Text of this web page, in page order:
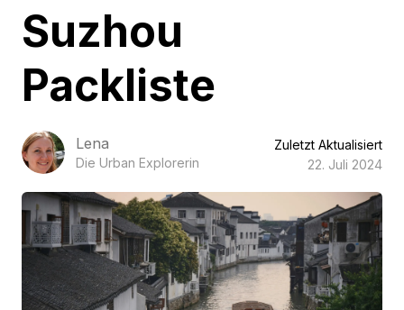
Suzhou
Packliste
Lena
Die Urban Explorerin
Zuletzt Aktualisiert
22. Juli 2024